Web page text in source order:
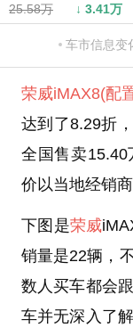
25.58万 ↓ 3.41万
车市信息变
荣威iMAX8(配
达到了8.29折
全国售卖
价以当地经销商
下图是荣威
销量是22辆，
数人买车都会
车并无深入了